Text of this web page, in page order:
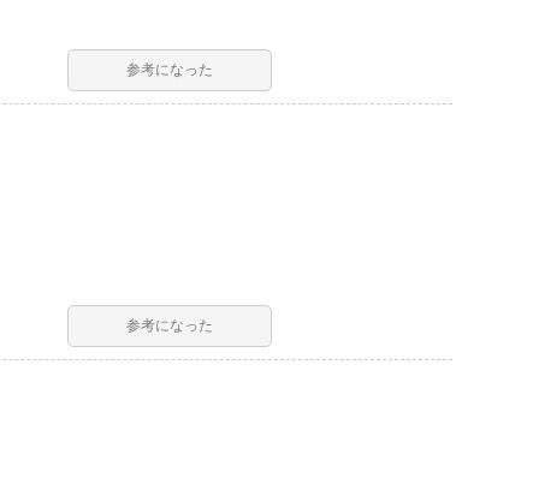
参考になった
参考になった